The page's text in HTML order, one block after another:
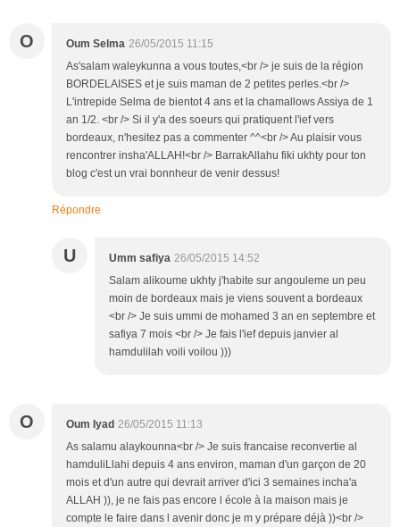
O Oum Selma 26/05/2015 11:15
As'salam waleykunna a vous toutes,<br /> je suis de la région
BORDELAISES et je suis maman de 2 petites perles.<br />
L'intrepide Selma de bientot 4 ans et la chamallows Assiya de 1
an 1/2. <br /> Si il y'a des soeurs qui pratiquent l'ief vers
bordeaux, n'hesitez pas a commenter ^^<br /> Au plaisir vous
rencontrer insha'ALLAH!<br /> BarrakAllahu fiki ukhty pour ton
blog c'est un vrai bonnheur de venir dessus!
Répondre
U Umm safiya 26/05/2015 14:52
Salam alikoume ukhty j'habite sur angouleme un peu
moin de bordeaux mais je viens souvent a bordeaux
<br /> Je suis ummi de mohamed 3 an en septembre et
safiya 7 mois <br /> Je fais l'ief depuis janvier al
hamdulilah voili voilou )))
O Oum Iyad 26/05/2015 11:13
As salamu alaykounna<br /> Je suis francaise reconvertie al
hamduliLlahi depuis 4 ans environ, maman d'un garçon de 20
mois et d'un autre qui devrait arriver d'ici 3 semaines incha'a
ALLAH )), je ne fais pas encore l école à la maison mais je
compte le faire dans l avenir donc je m y prépare déjà ))<br />